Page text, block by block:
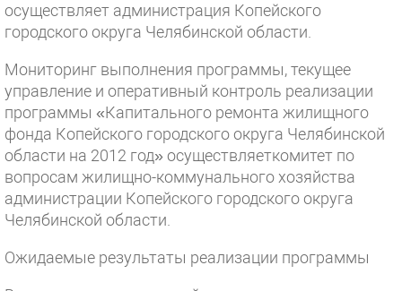
осуществляет администрация Копейского
городского округа Челябинской области.
Мониторинг выполнения программы, текущее
управление и оперативный контроль реализации
программы «Капитального ремонта жилищного
фонда Копейского городского округа Челябинской
области на 2012 год» осуществляеткомитет по
вопросам жилищно-коммунального хозяйства
администрации Копейского городского округа
Челябинской области.
Ожидаемые результаты реализации программы